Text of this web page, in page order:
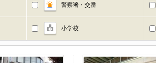
警察署・交番
小学校